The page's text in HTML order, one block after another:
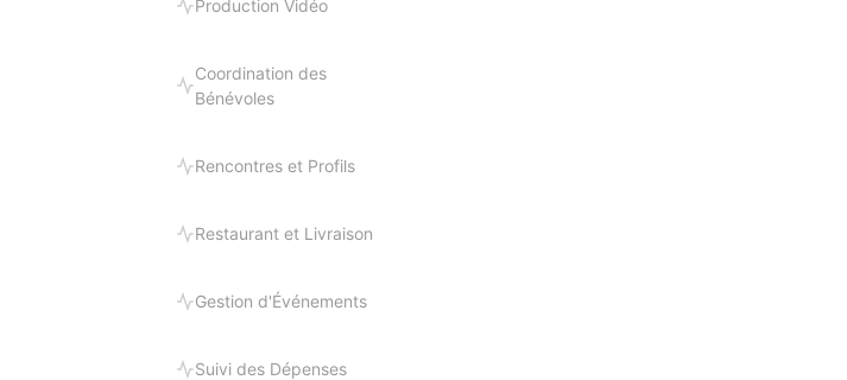
Production Vidéo
Coordination des
Bénévoles
Rencontres et Profils
Restaurant et Livraison
Gestion d'Événements
Suivi des Dépenses